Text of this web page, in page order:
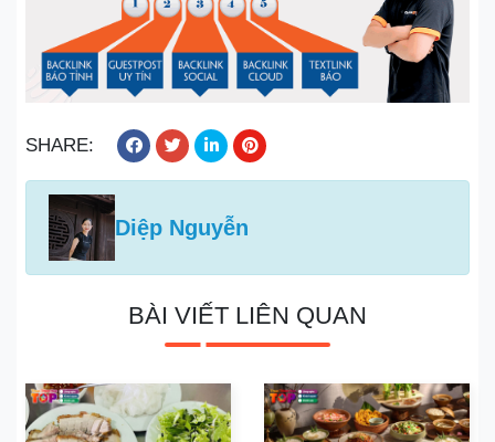
SHARE:
Diệp Nguyễn
BÀI VIẾT LIÊN QUAN